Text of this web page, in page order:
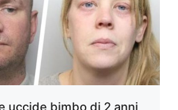
uccide bimbo di 2 anni